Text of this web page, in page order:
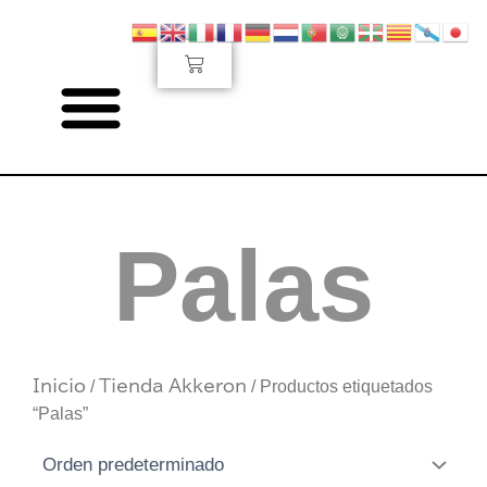
Carrito
Palas
Inicio /Tienda Akkeron / Productos etiquetados
“Palas”